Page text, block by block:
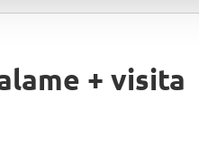
+ visita